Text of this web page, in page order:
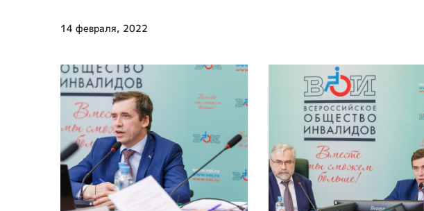
14 февраля, 2022